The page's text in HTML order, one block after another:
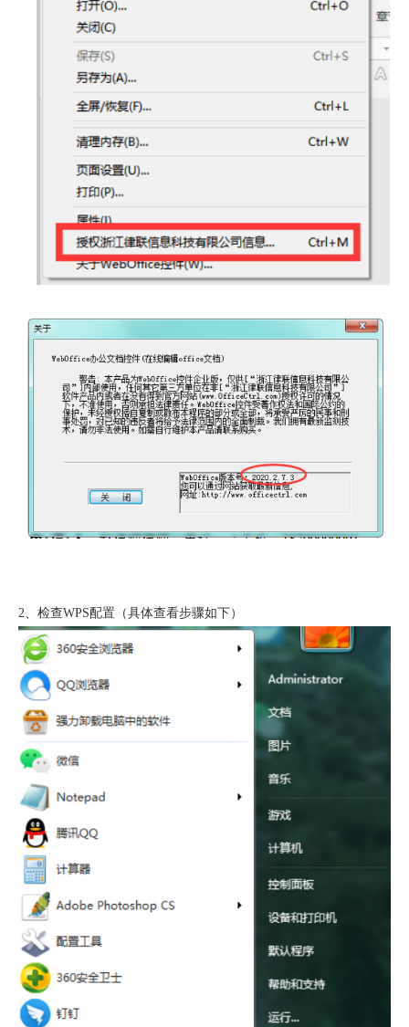
2、 检查WPS配置（具体查看步骤如下）